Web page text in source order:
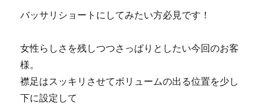
バッサリショートにしてみたい方必見です！
女性らしさを残しつつさっぱりとしたい今回のお客
様。
襟足はスッキリさせてボリュームの出る位置を少し
下に設定して